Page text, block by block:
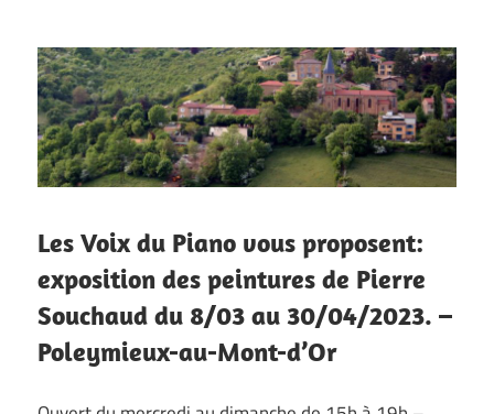
Les Voix du Piano vous proposent:
exposition des peintures de Pierre
Souchaud du 8/03 au 30/04/2023. –
Poleymieux-au-Mont-d’Or